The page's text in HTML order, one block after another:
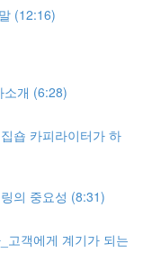
(12:16)
소개 (6:28)
숍 카피라이터가 하
의 중요성 (8:31)
고객에게 계기가 되는